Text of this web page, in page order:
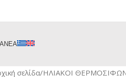
ΝΕΑ
σελίδα/ΗΛΙΑΚΟΙ